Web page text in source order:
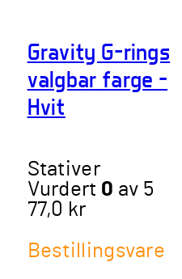
Gravity G-rings
valgbar farge –
Hvit
Stativer
Vurdert 0 av 5
77,0 kr
Bestillingsvare